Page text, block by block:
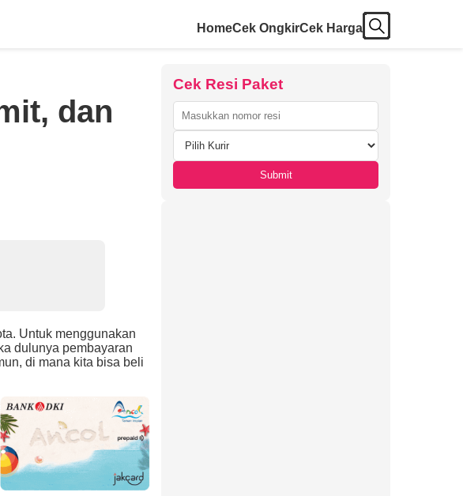
HomeCek OngkirCek Harga
dan
Untuk menggunakan
dulunya pembayaran
di mana kita bisa beli
Cek Resi Paket
Submit